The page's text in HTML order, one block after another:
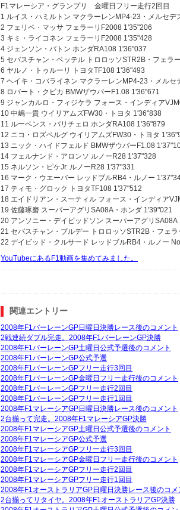
F1マレーシア・グランプリ 金曜日フリー走行2回目
1 ルイス・ハミルトン マクラーレンMP4-23・メルセデ
2 フェリペ・マッサ フェラーリF2008 1'35"206
3 キミ・ライコネン フェラーリF2008 1'35"428
4 ジェンソン・バトン ホンダRA108 1'36"037
5 セバスチャン・ベッテル トロロッソSTR2B・フェラ
6 ヤルノ・トゥルーリ トヨタTF108 1'36"493
7 ヘイキ・コバライネン マクラーレンMP4-23・メルセ
8 ロバート・クビカ BMWザウバーF1.08 1'36"671
9 ジャンカルロ・フィジケラ フォース・インディア
10 中嶋一貴 ウイリアムズFW30・トヨタ 1'36"838
11 ルーベンス・バリチェロ ホンダRA108 1'36"879
12 ニコ・ロズベルグ ウイリアムズFW30・トヨタ
13 ニック・ハイドフェルド BMWザウバーF1.08
14 フェルナンド・アロンソ ルノーR28 1'37"328
15 ネルソン・ピケJr. ルノーR28 1'37"331
16 マーク・ウエーバー レッドブルRB4・ルノー
17 ティモ・グロック トヨタTF108 1'37"512
18 エイドリアン・スーティル フォース・インディア
19 佐藤琢磨 スーパーアグリSA08A・ホンダ 1'39"021
20 アンソニー・デイビッドソン スーパーアグリ
21 セバスチャン・ブルデー トロロッソSTR2B・フェ
22 デイビッド・クルサード レッドブルRB4・ルノー
YouTubeにあるF1動画を集めてみました。
関連エントリー
2008年F1バーレーンGP日曜日決勝レース後のコメント
2戦連続ダブル完走。2008年F1バーレーンGP決勝
2008年F1バーレーンGP土曜日公式予選後のコメント
2008年F1バーレーンGP公式予選
2008年F1バーレーンGPフリー走行3回目
2008年F1バーレーンGP金曜日フリー走行後のコメント
2008年F1バーレーンGPフリー走行2回目
2008年F1バーレーンGPフリー走行1回目
2008年F1マレーシアGP日曜日決勝レース後のコメント
2台揃って完走。2008年F1マレーシアGP決勝
2008年F1マレーシアGP土曜日公式予選後のコメント
2008年F1マレーシアGP公式予選
2008年F1マレーシアGPフリー走行3回目
2008年F1マレーシアGP金曜日フリー走行後のコメント
2008年F1マレーシアGPフリー走行2回目
2008年F1マレーシアGPフリー走行1回目
2008年F1オーストラリアGP日曜日決勝レース後のコメ
2台揃ってリタイヤ。2008年F1オーストラリアGP決勝